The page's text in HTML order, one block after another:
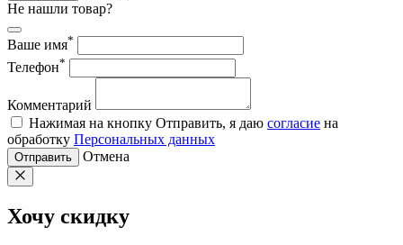
Не нашли товар?
Ваше имя*
Телефон*
Комментарий
Нажимая на кнопку Отправить, я даю согласие на
обработку Персональных данных
Отправить Отмена
Хочу скидку